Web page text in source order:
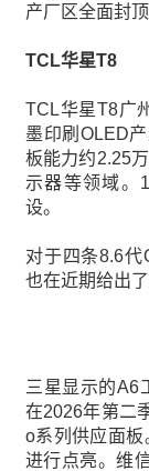
产厂区全面封顶
TCL华星T8
TCL华星T8广
墨印刷OLED
板能力约2.25
示器等领域。
设。
对于四条8.6代
也在近期给出了
三星显示的A6
在2026年第二
o系列供应面
进行点亮。维